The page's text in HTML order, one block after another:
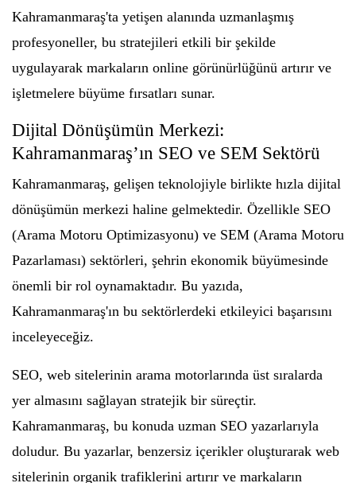
Kahramanmaraş'ta yetişen alanında uzmanlaşmış
profesyoneller, bu stratejileri etkili bir şekilde
uygulayarak markaların online görünürlüğünü artırır ve
işletmelere büyüme fırsatları sunar.
Dijital Dönüşümün Merkezi:
Kahramanmaraş’ın SEO ve SEM Sektörü
Kahramanmaraş, gelişen teknolojiyle birlikte hızla dijital
dönüşümün merkezi haline gelmektedir. Özellikle SEO
(Arama Motoru Optimizasyonu) ve SEM (Arama Motoru
Pazarlaması) sektörleri, şehrin ekonomik büyümesinde
önemli bir rol oynamaktadır. Bu yazıda,
Kahramanmaraş'ın bu sektörlerdeki etkileyici başarısını
inceleyeceğiz.
SEO, web sitelerinin arama motorlarında üst sıralarda
yer almasını sağlayan stratejik bir süreçtir.
Kahramanmaraş, bu konuda uzman SEO yazarlarıyla
doludur. Bu yazarlar, benzersiz içerikler oluşturarak web
sitelerinin organik trafiklerini artırır ve markaların